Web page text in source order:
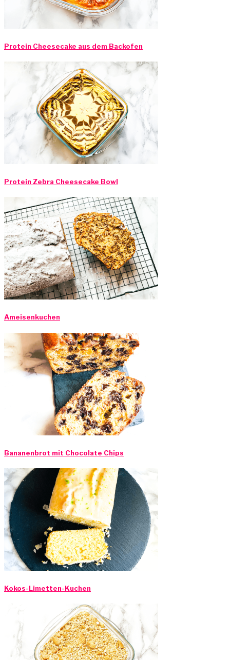
Protein Cheesecake aus dem Backofen
Protein Zebra Cheesecake Bowl
Ameisenkuchen
Bananenbrot mit Chocolate Chips
Kokos-Limetten-Kuchen